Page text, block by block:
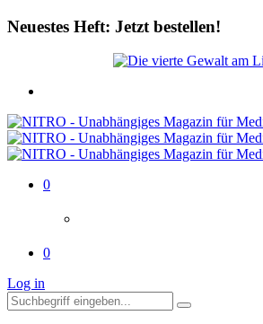
Neuestes Heft: Jetzt bestellen!
0
0
Log in